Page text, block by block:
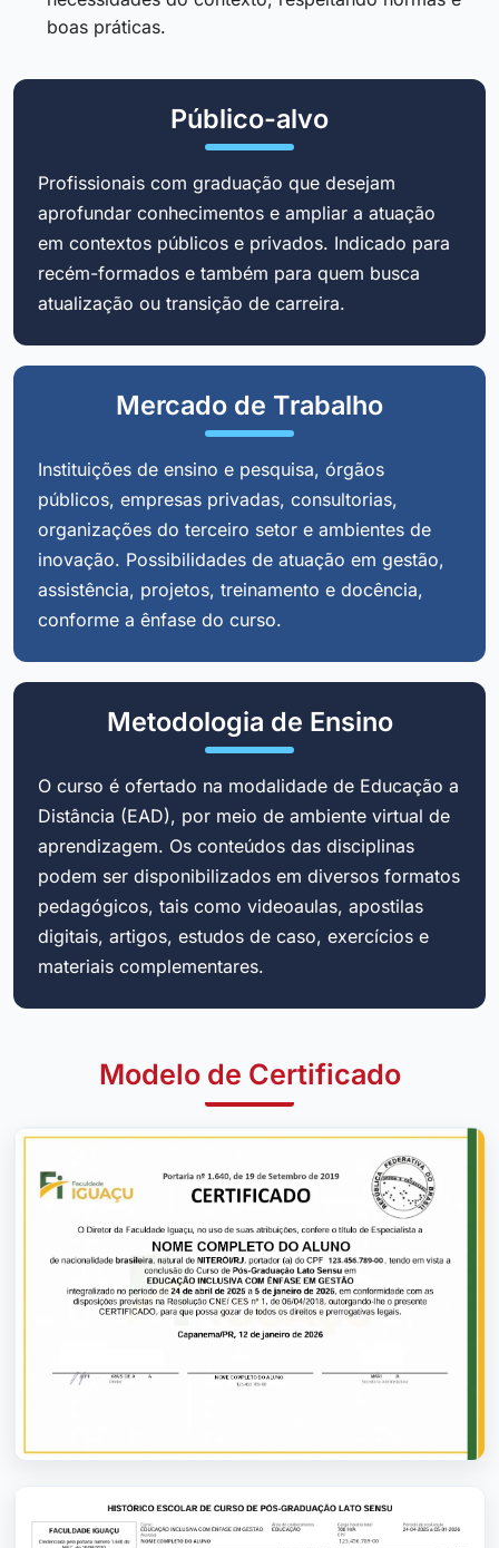
boas práticas.
Público-alvo
Profissionais com graduação que desejam
aprofundar conhecimentos e ampliar a atuação
em contextos públicos e privados. Indicado para
recém-formados e também para quem busca
atualização ou transição de carreira.
Mercado de Trabalho
Instituições de ensino e pesquisa, órgãos
públicos, empresas privadas, consultorias,
organizações do terceiro setor e ambientes de
inovação. Possibilidades de atuação em gestão,
assistência, projetos, treinamento e docência,
conforme a ênfase do curso.
Metodologia de Ensino
O curso é ofertado na modalidade de Educação a
Distância (EAD), por meio de ambiente virtual de
aprendizagem. Os conteúdos das disciplinas
podem ser disponibilizados em diversos formatos
pedagógicos, tais como videoaulas, apostilas
digitais, artigos, estudos de caso, exercícios e
materiais complementares.
Modelo de Certificado